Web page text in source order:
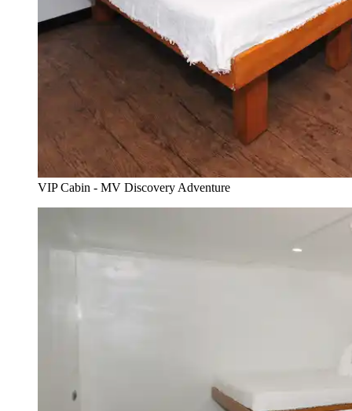
VIP Cabin - MV Discovery Adventure